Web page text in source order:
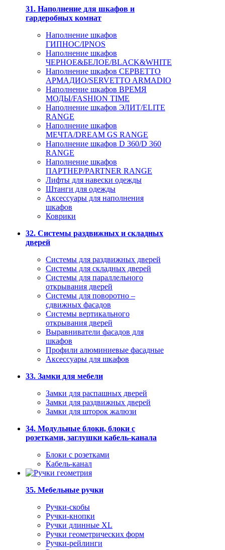
31. Наполнение для шкафов и
гардеробных комнат
Наполнение шкафов
ГИПНОС/IPNOS
Наполнение шкафов
ЧЕРНОЕ&БЕЛОЕ/BLACK&WHITE
Наполнение шкафов СЕРВЕТТО
АРМАДИО/SERVETTO ARMADIO
Наполнение шкафов ВРЕМЯ
МОДЫ/FASHION TIME
Наполнение шкафов ЭЛИТ/ELITE
RANGE
Наполнение шкафов
МЕЧТА/DREAM GS RANGE
Наполнение шкафов D 360/D 360
RANGE
Наполнение шкафов
ПАРТНЕР/PARTNER RANGE
Лифты для навески одежды
Штанги для одежды
Аксессуары для наполнения
шкафов
Коврики
32. Системы раздвижных и складных
дверей
Системы для раздвижных дверей
Системы для складных дверей
Системы для параллельного
открывания дверей
Системы для поворотно –
сдвижных фасадов
Системы вертикального
открывания дверей
Выравниватели фасадов для
шкафов
Профили алюминиевые фасадные
Аксессуары для шкафов
33. Замки для мебели
Замки для распашных дверей
Замки для раздвижных дверей
Замки для шторок жалюзи
34. Модульные блоки, блоки с
розетками, заглушки кабель-канала
Блоки с розетками
Кабель-канал
35. Мебельные ручки
Ручки-скобы
Ручки-кнопки
Ручки длинные XL
Ручки геометрических форм
Ручки-рейлинги